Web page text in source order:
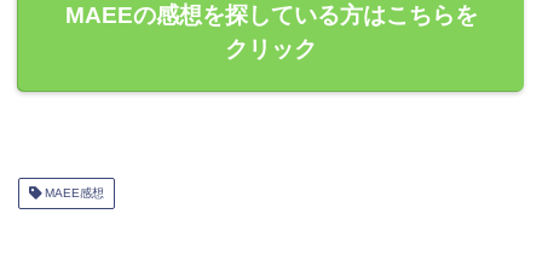
MAEEの感想を探している方はこちらを
クリック
MAEE感想